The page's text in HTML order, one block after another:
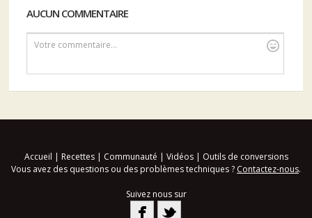
AUCUN COMMENTAIRE
Votre commentaire...
Accueil | Recettes| Communauté | Vidéos| Outils de conversions
Vous avez des questions ou des problèmes techniques ? Contactez-nous.
Suivez nous sur